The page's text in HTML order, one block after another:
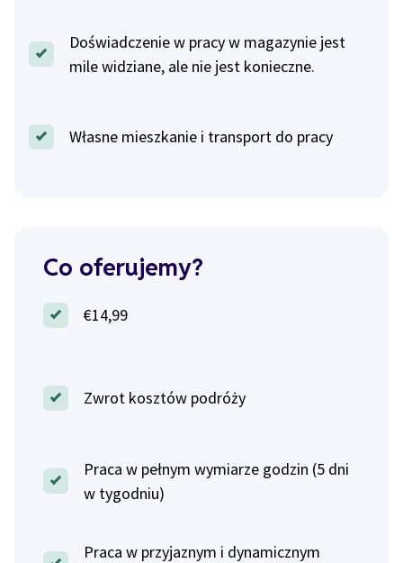
Doświadczenie w pracy w magazynie jest
mile widziane, ale nie jest konieczne.
Własne mieszkanie i transport do pracy
Co oferujemy?
€14,99
Zwrot kosztów podróży
Praca w pełnym wymiarze godzin (5 dni
w tygodniu)
Praca w przyjaznym i dynamicznym